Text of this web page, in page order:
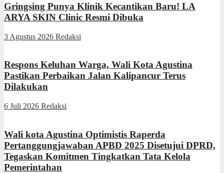
Gringsing Punya Klinik Kecantikan Baru! LA
ARYA SKIN Clinic Resmi Dibuka
3 Agustus 2026 Redaksi
Respons Keluhan Warga, Wali Kota Agustina
Pastikan Perbaikan Jalan Kalipancur Terus
Dilakukan
6 Juli 2026 Redaksi
Wali kota Agustina Optimistis Raperda
Pertanggungjawaban APBD 2025 Disetujui DPRD,
Tegaskan Komitmen Tingkatkan Tata Kelola
Pemerintahan